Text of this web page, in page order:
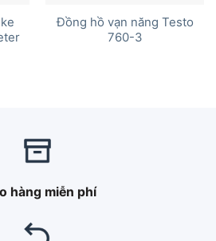
Đồng hồ vạn năng Testo
760-3
hàng miễn phí